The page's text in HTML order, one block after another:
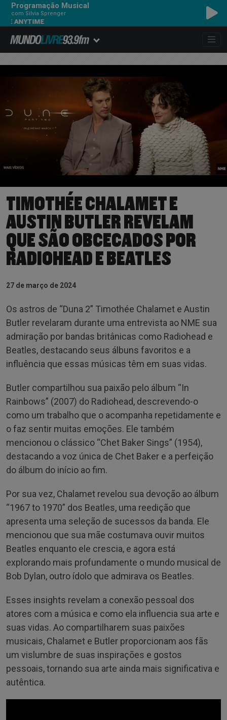
Programação Musical
com Silvia Sprenger
HOODOO GURUS -
TIMOTHÉE CHALAMET E
AUSTIN BUTLER REVELAM
QUE SÃO OBCECADOS POR
RADIOHEAD E BEATLES
27 de março de 2024
Os astros de “Duna 2” Timothée Chalamet e Austin
Butler revelaram durante uma entrevista ao NME sua
admiração por bandas britânicas como Radiohead e
Beatles, destacando seus álbuns favoritos e a
influência que essas músicas têm em suas vidas.
Butler compartilhou sua paixão pelo álbum “In
Rainbows” (2007) do Radiohead, descrevendo-o
como um trabalho que o acompanha repetidamente e
o faz sentir muitas emoções. Ele também
mencionou o clássico “Chet Baker Sings” (1954),
destacando a voz única de Chet Baker e a perfeição
do álbum do início ao fim.
Por sua vez, Chalamet revelou sua devoção ao álbum
“1967 to 1970” dos Beatles, uma reedição que
apresenta uma seleção de sucessos da banda. Ele
mencionou que sua mãe costumava ouvir muitos
Beatles enquanto ele crescia, e agora está
explorando mais profundamente o mundo musical de
Bob Dylan, outro ídolo que admirava os Beatles.
Esses insights revelam a conexão pessoal dos
atores com a música e como ela influencia sua arte e
suas vidas. Ao compartilharem suas paixões
musicais, Chalamet e Butler proporcionam aos fãs
um vislumbre de suas inspirações e gostos
pessoais, tornando sua arte ainda mais significativa e
autêntica.